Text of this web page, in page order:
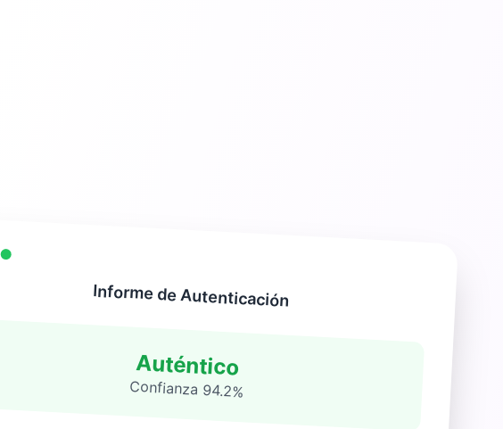
Informe de Autenticación
Auténtico
Confianza 94.2%